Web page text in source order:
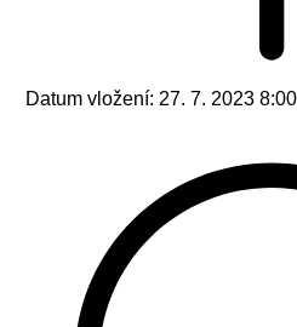
Datum vložení: 27. 7. 2023 8:00